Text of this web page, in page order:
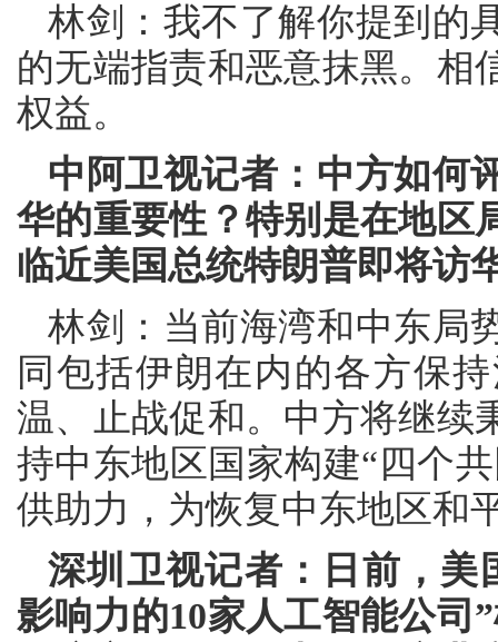
林剑：我不了解你提到的
的无端指责和恶意抹黑。相
权益。
中阿卫视记者：中方如何
华的重要性？特别是在地区
临近美国总统特朗普即将访
林剑：当前海湾和中东局
同包括伊朗在内的各方保
温、止战促和。中方将继续
持中东地区国家构建“四个
供助力，为恢复中东地区和
深圳卫视记者：日前，美
影响力的10家人工智能公司